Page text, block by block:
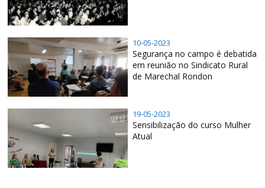
10-05-2023
Segurança no campo é debatida
em reunião no Sindicato Rural
de Marechal Rondon
19-05-2023
Sensibilização do curso Mulher
Atual